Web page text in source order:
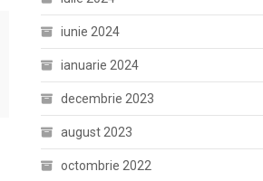
iunie 2024
ianuarie 2024
decembrie 2023
august 2023
octombrie 2022